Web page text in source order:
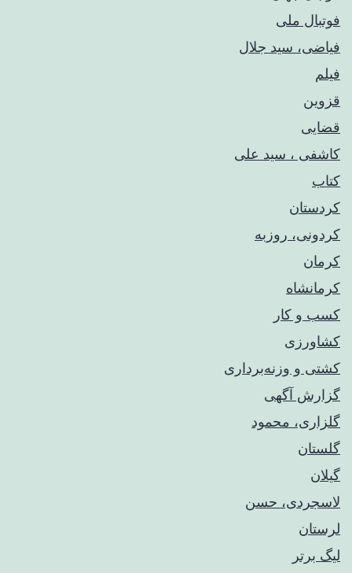
فوتبال ملی
فیاضی، سید جلال
فیلم
قزوین
قضایی
کاشفی ، سید علی
کتاب
کردستان
کردونی، روزبه
کرمان
کرمانشاه
کسب و کار
کشاورزی
کشتی و وزنه‌برداری
گزارش آگهی
گلزاری، محمود
گلستان
گیلان
لاسجردی، حسن
لرستان
لیگ برتر